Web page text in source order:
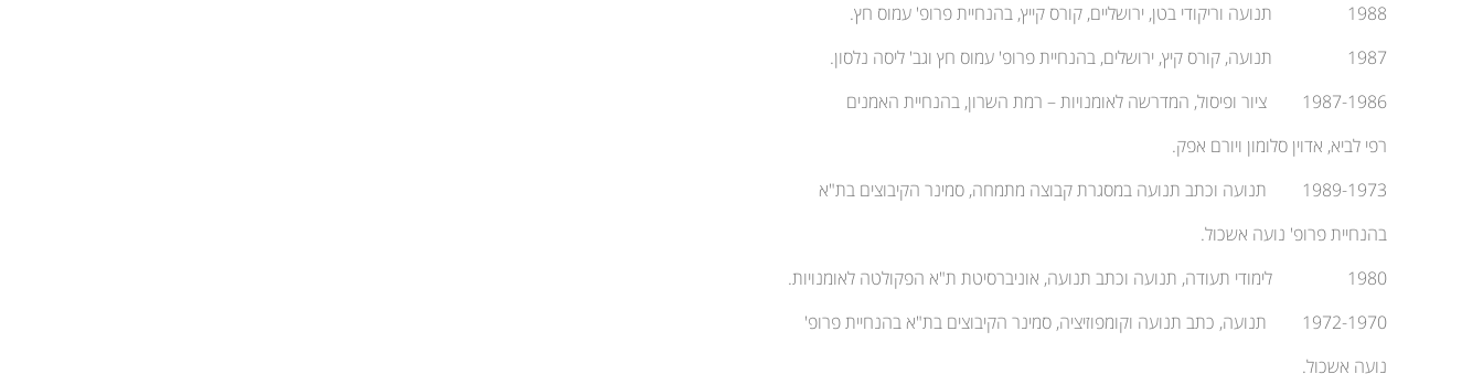
1988 תנועה וריקודי בטן, ירושליים, קורס קייץ, בהנחיית פרופ' עמוס חץ.
1987 תנועה, קורס קיץ, ירושלים, בהנחיית פרופ' עמוס חץ וגב' ליסה נלסון.
1987-1986 ציור ופיסול, המדרשה לאומנויות – רמת השרון, בהנחיית האמנים
רפי לביא, אדוין סלומון ויורם אפק.
1989-1973 תנועה וכתב תנועה במסגרת קבוצה מתמחה, סמינר הקיבוצים בת"א
בהנחיית פרופ' נועה אשכול.
1980 לימודי תעודה, תנועה וכתב תנועה, אוניברסיטת ת"א הפקולטה לאומנויות.
1972-1970 תנועה, כתב תנועה וקומפוזיציה, סמינר הקיבוצים בת"א בהנחיית פרופ'
נועה אשכול.